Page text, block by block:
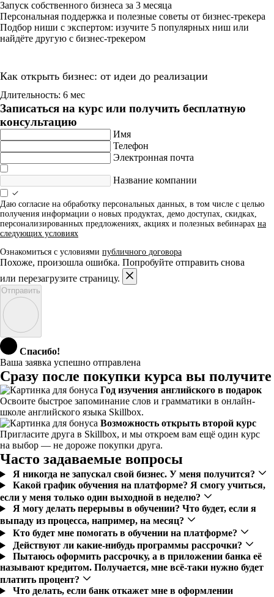
Запуск собственного бизнеса за 3 месяца
Персональная поддержка и полезные советы от бизнес-трекера
Подбор ниши с экспертом: изучите 5 популярных ниш или
найдёте другую с бизнес-трекером
Как открыть бизнес: от идеи до реализации
Длительность: 6 мес
Записаться на курс или получить бесплатную
консультацию
Имя
Телефон
Электронная почта
Название компании
Даю согласие на обработку персональных данных, в том числе с целью
получения информации о новых продуктах, демо доступах, скидках,
персонализированных предложениях, акциях и полезных вебинарах на
следующих условиях
Ознакомиться с условиями публичного договора
Похоже, произошла ошибка. Попробуйте отправить снова
или перезагрузите страницу.
Отправить
Спасибо!
Ваша заявка успешно отправлена
Сразу после покупки курса вы получите
Год изучения английского в подарок
Освоите быстрое запоминание слов и грамматики в онлайн-
школе английского языка Skillbox.
Возможность открыть второй курс
Пригласите друга в Skillbox, и мы откроем вам ещё один курс
на выбор — не дороже покупки друга.
Часто задаваемые вопросы
Я никогда не запускал свой бизнес. У меня получится?
Какой график обучения на платформе? Я смогу учиться,
если у меня только один выходной в неделю?
Я могу делать перерывы в обучении? Что будет, если я
выпаду из процесса, например, на месяц?
Кто будет мне помогать в обучении на платформе?
Действуют ли какие-нибудь программы рассрочки?
Пытаюсь оформить рассрочку, а в приложении банка её
называют кредитом. Получается, мне всё-таки нужно будет
платить процент?
Что делать, если банк откажет мне в оформлении